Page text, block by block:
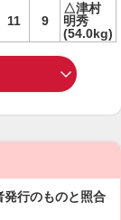
11 9
△津村
明秀
(54.0kg)
発行のものと照合